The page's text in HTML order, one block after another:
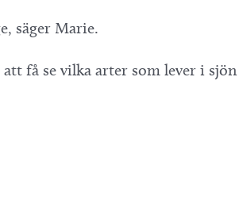
säger Marie.
få se vilka arter som lever i sjön